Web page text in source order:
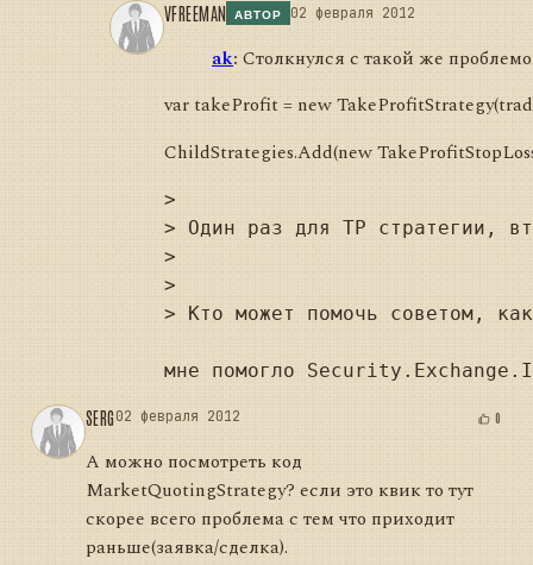
VFREEMAN АВТОР 02 февраля 2012
ak: Столкнулся с такой же
var takeProfit = new
ChildStrategies.Add(new
>
> Один раз для TP стратегии,
>
>
> Кто может помочь советом,
SERG02 февраля 2012 0
А можно посмотреть код
MarketQuotingStrategy? если это квик то тут
скорее всего проблема с тем что приходит
раньше(заявка/сделка).